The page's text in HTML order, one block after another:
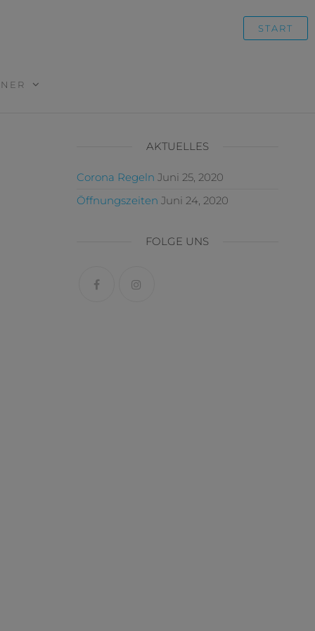
START
AKTUELLES
Corona Regeln Juni 25, 2020
Öffnungszeiten Juni 24, 2020
FOLGE UNS